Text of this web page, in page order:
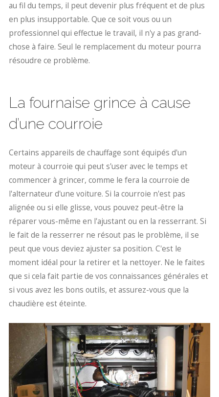
au fil du temps, il peut devenir plus fréquent et de plus
en plus insupportable. Que ce soit vous ou un
professionnel qui effectue le travail, il n'y a pas grand-
chose à faire. Seul le remplacement du moteur pourra
résoudre ce problème.
La fournaise grince à cause
d’une courroie
Certains appareils de chauffage sont équipés d'un
moteur à courroie qui peut s'user avec le temps et
commencer à grincer, comme le fera la courroie de
l'alternateur d'une voiture. Si la courroie n'est pas
alignée ou si elle glisse, vous pouvez peut-être la
réparer vous-même en l'ajustant ou en la resserrant. Si
le fait de la resserrer ne résout pas le problème, il se
peut que vous deviez ajuster sa position. C'est le
moment idéal pour la retirer et la nettoyer. Ne le faites
que si cela fait partie de vos connaissances générales et
si vous avez les bons outils, et assurez-vous que la
chaudière est éteinte.